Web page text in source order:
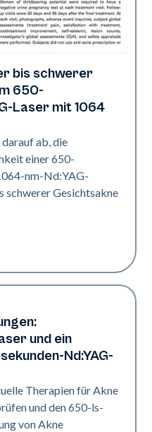
bis schwerer
650-
Laser mit 1064
ab, die
einer 650-
nm-Nd:YAG-
schwerer Gesichtsakne
und ein
Nd:YAG-
Therapien für Akne
und den 650-ls-
von Akne